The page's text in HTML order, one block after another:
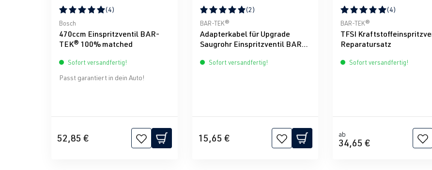
Durchschnittliche Bewertung von 5 von 5 Sternen
(4)
Bosch
470ccm Einspritzventil BAR-
TEK® 100% matched
Sofort versandfertig!
Passt garantiert in dein Auto!
52,85 €
Durchschnittliche Bewertung von 5 von 5 Sternen
(2)
BAR-TEK®
Adapterkabel für Upgrade
Saugrohr Einspritzventil BAR-
Sofort versandfertig!
15,65 €
Durchschnittliche
(4)
BAR-TEK®
TFSI
Reparatursatz
Sofort versandfertig!
ab
34,65 €